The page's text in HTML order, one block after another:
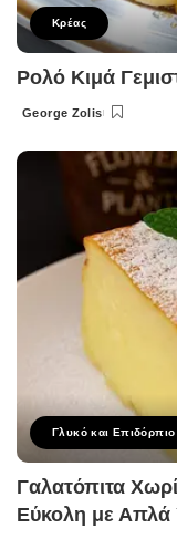
Κρέας
Ρολό Κιμά
Posted
George Zolis
Γλυκό και Επιδόρπιο
Γαλατόπιτα
Εύκολη με Απλά